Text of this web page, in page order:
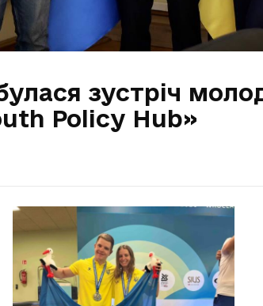
зустріч
Policy Hub»